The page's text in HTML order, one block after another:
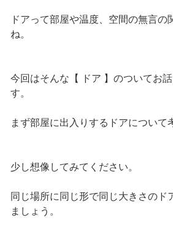
ドアって部屋や温度、空間の無言の
ね。
今回はそんな【 ドア 】のついてお
す。
まず部屋に出入りするドアについて
少し想像してみてください。
同じ場所に同じ形で同じ大きさのド
ましょう。